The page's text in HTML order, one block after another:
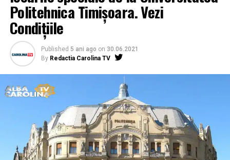
Politehnica Timișoara. Vezi
Condițiile
Published 5 ani ago on 30.06.2021
By Redactia Carolina TV